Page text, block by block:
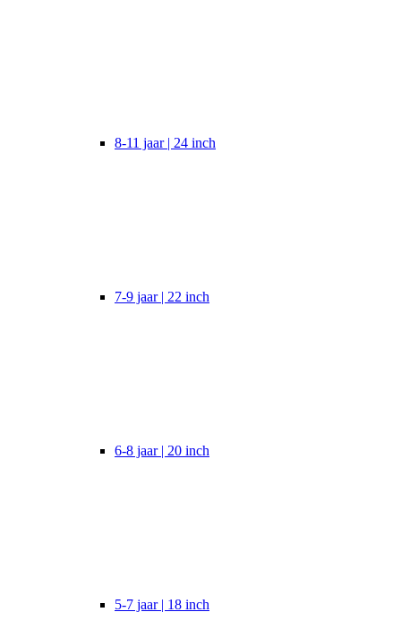
8-11 jaar | 24 inch
7-9 jaar | 22 inch
6-8 jaar | 20 inch
5-7 jaar | 18 inch